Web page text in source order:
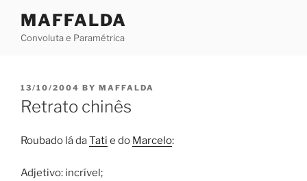
content
MAFFALDA
Convoluta e Paramétrica
POSTED
ON
13/10/2004 BY MAFFALDA
Retrato chinês
Roubado lá daTati e do Marcelo:
Adjetivo: incrível;